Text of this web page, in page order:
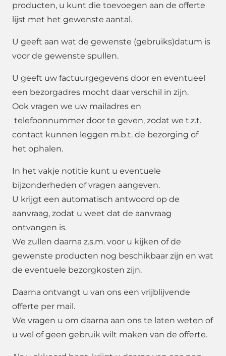
producten, u kunt die toevoegen aan de offerte
lijst met het gewenste aantal.
U geeft aan wat de gewenste (gebruiks)datum is
voor de gewenste spullen.
U geeft uw factuurgegevens door en eventueel
een bezorgadres mocht daar verschil in zijn.
Ook vragen we uw mailadres en
telefoonnummer door te geven, zodat we t.z.t.
contact kunnen leggen m.b.t. de bezorging of
het ophalen.
In het vakje notitie kunt u eventuele
bijzonderheden of vragen aangeven.
U krijgt een automatisch antwoord op de
aanvraag, zodat u weet dat de aanvraag
ontvangen is.
We zullen daarna z.s.m. voor u kijken of de
gewenste producten nog beschikbaar zijn en wat
de eventuele bezorgkosten zijn.
Daarna ontvangt u van ons een vrijblijvende
offerte per mail.
We vragen u om daarna aan ons te laten weten of
u wel of geen gebruik wilt maken van de offerte.